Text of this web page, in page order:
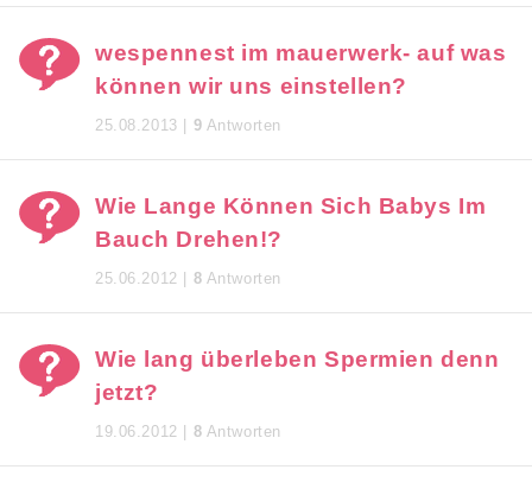
wespennest im mauerwerk- auf was
können wir uns einstellen?
25.08.2013 | 9 Antworten
Wie Lange Können Sich Babys Im
Bauch Drehen!?
25.06.2012 | 8 Antworten
Wie lang überleben Spermien denn
jetzt?
19.06.2012 | 8 Antworten